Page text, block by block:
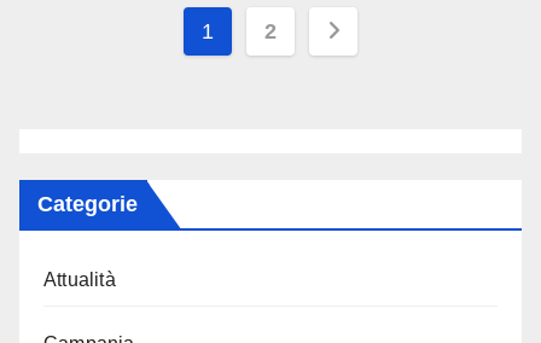
Paginazione
1 2
Categorie
Attualità